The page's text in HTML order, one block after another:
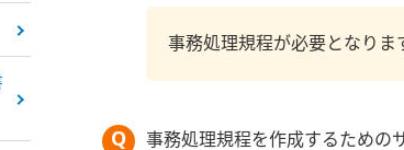
事務処理規程が必要となりま
事務処理規程を作成するための